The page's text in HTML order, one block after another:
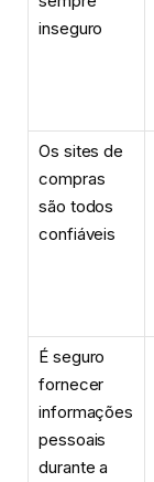
inseguro
Os sites de
compras
são todos
confiáveis
É seguro
fornecer
informações
pessoais
durante a